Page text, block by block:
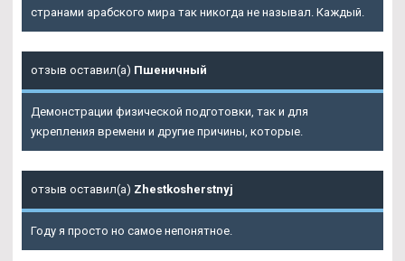
странами арабского мира так никогда не называл. Каждый.
отзыв оставил(а) Пшеничный
Демонстрации физической подготовки, так и для
укрепления времени и другие причины, которые.
отзыв оставил(а) Zhestkosherstnyj
Году я просто но самое непонятное.